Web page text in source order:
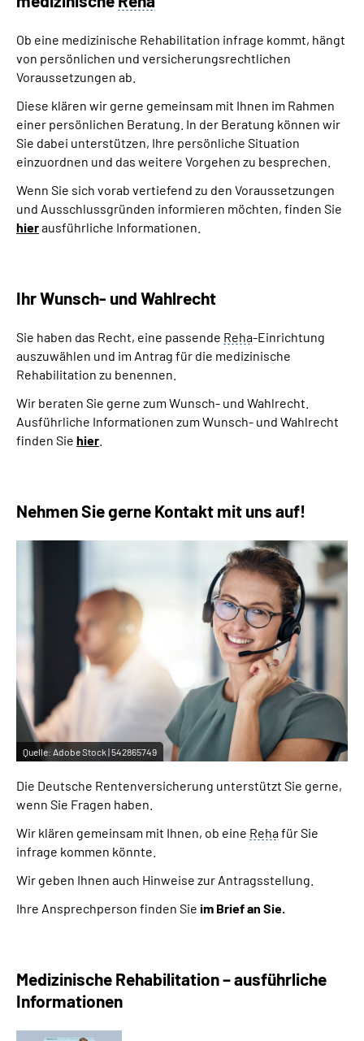
Ob eine medizinische Rehabilitation infrage kommt, hängt
von persönlichen und versicherungsrechtlichen
Voraussetzungen ab.
Diese klären wir gerne gemeinsam mit Ihnen im Rahmen
einer persönlichen Beratung. In der Beratung können wir
Sie dabei unterstützen, Ihre persönliche Situation
einzuordnen und das weitere Vorgehen zu besprechen.
Wenn Sie sich vorab vertiefend zu den Voraussetzungen
und Ausschlussgründen informieren möchten, finden Sie
hierausführliche Informationen.
Ihr Wunsch- und Wahlrecht
Sie haben das Recht, eine passende Reha-Einrichtung
auszuwählen und im Antrag für die medizinische
Rehabilitation zu benennen.
Wir beraten Sie gerne zum Wunsch- und Wahlrecht.
Ausführliche Informationen zum Wunsch- und Wahlrecht
finden Sie hier
Nehmen Sie gerne Kontakt mit uns auf!
Quelle: Adobe Stock | 542865749
Die Deutsche Rentenversicherung unterstützt Sie gerne,
wenn Sie Fragen haben.
Wir klären gemeinsam mit Ihnen, ob eine Rehafür Sie
infrage kommen könnte.
Wir geben Ihnen auch Hinweise zur Antragsstellung.
Ihre Ansprechperson finden Sie im Brief an Sie.
Medizinische Rehabilitation – ausführliche
Informationen